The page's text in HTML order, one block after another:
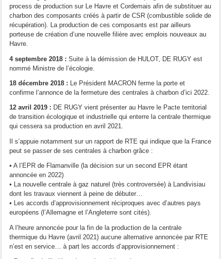
process de production sur Le Havre et Cordemais afin de substituer au
charbon des composants créés à partir de CSR (combustible solide de
récupération). La production de ces composants est par ailleurs
porteuse de création d’une nouvelle filière avec emplois nouveaux au
Havre.
4 septembre 2018 : Suite à la démission de HULOT, DE RUGY est
nommé Ministre de l’écologie.
18 décembre 2018 : Le Président MACRON ferme la porte et
confirme l’annonce de la fermeture des centrales à charbon d’ici 2022.
12 avril 2019 : DE RUGY vient présenter au Havre le Pacte territorial
de transition écologique et industrielle qui enterre la centrale thermique
qui cessera sa production en avril 2021.
Il s’appuie notamment sur un rapport de RTE qui indique que la France
peut se passer de ses centrales à charbon grâce :
• A l’EPR de Flamanville (la décision sur un second EPR étant
annoncée en 2022)
• La nouvelle centrale à gaz naturel (très controversée) à Landivisiau
dont les travaux viennent à peine de débuter…
• Les accords d’approvisionnement réciproques avec d’autres pays
européens (l’Allemagne et l’Angleterre sont cités).
A l’heure annoncée pour la fin de la production de la centrale
thermique du Havre (avril 2021) aucune alternative annoncée par RTE
n’est en service… à part les accords d’approvisionnement :